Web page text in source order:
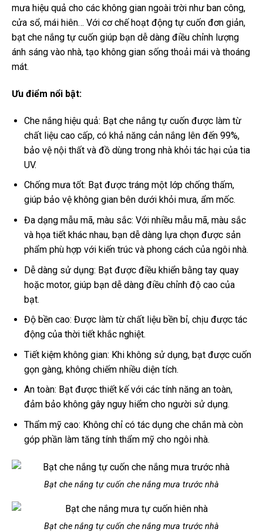
mưa hiệu quả cho các không gian ngoài trời như ban công,
cửa sổ, mái hiên… Với cơ chế hoạt động tự cuốn đơn giản,
bạt che nắng tự cuốn giúp bạn dễ dàng điều chỉnh lượng
ánh sáng vào nhà, tạo không gian sống thoải mái và thoáng
mát.
Ưu điểm nổi bật:
Che nắng hiệu quả: Bạt che nắng tự cuốn được làm từ
chất liệu cao cấp, có khả năng cản nắng lên đến 99%,
bảo vệ nội thất và đồ dùng trong nhà khỏi tác hại của tia
UV.
Chống mưa tốt: Bạt được tráng một lớp chống thấm,
giúp bảo vệ không gian bên dưới khỏi mưa, ẩm mốc.
Đa dạng mẫu mã, màu sắc: Với nhiều mẫu mã, màu sắc
và họa tiết khác nhau, bạn dễ dàng lựa chọn được sản
phẩm phù hợp với kiến trúc và phong cách của ngôi nhà.
Dễ dàng sử dụng: Bạt được điều khiển bằng tay quay
hoặc motor, giúp bạn dễ dàng điều chỉnh độ cao của
bạt.
Độ bền cao: Được làm từ chất liệu bền bỉ, chịu được tác
động của thời tiết khắc nghiệt.
Tiết kiệm không gian: Khi không sử dụng, bạt được cuốn
gọn gàng, không chiếm nhiều diện tích.
An toàn: Bạt được thiết kế với các tính năng an toàn,
đảm bảo không gây nguy hiểm cho người sử dụng.
Thẩm mỹ cao: Không chỉ có tác dụng che chắn mà còn
góp phần làm tăng tính thẩm mỹ cho ngôi nhà.
Bạt che nắng tự cuốn che nắng mưa trước nhà
Bạt che nắng tự cuốn che nắng mưa trước nhà